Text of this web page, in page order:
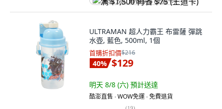
满 $1,500 再省 $75 (王道卡)
ULTRAMAN 超人力霸王 布雷薩 彈跳
水壺, 藍色, 500ml, 1個
首購折扣價$216
40% $129
明天 8/8 (六) 預計送達
酷澎直售 ∙ WOW免運 ∙ 免費退貨
(19)